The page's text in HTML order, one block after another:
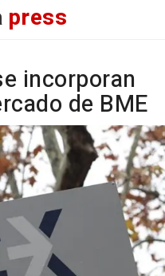
press
incorporan
de BME